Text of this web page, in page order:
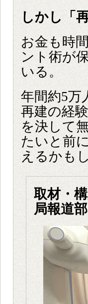
しかし「
お金も時
ント術が
いる。
年間約5万
再建の経
を決して
たいと前
えるかも
取材・
局報道